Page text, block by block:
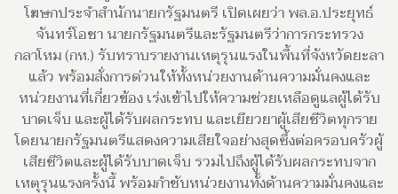
โฆษกประจำสำนักนายกรัฐมนตรี เปิดเผยว่า พล.อ.ประยุทธ์
จันทร์โอชา นายกรัฐมนตรีและรัฐมนตรีว่าการกระทรวง
กลาโหม (กห.) รับทราบรายงานเหตุรุนแรงในพื้นที่จังหวัดยะลา
แล้ว พร้อมสั่งการด่วนให้ทั้งหน่วยงานด้านความมั่นคงและ
หน่วยงานที่เกี่ยวข้อง เร่งเข้าไปให้ความช่วยเหลือดูแลผู้ได้รับ
บาดเจ็บ และผู้ได้รับผลกระทบ และเยียวยาผู้เสียชีวิตทุกราย
โดยนายกรัฐมนตรีแสดงความเสียใจอย่างสุดซึ้งต่อครอบครัวผู้
เสียชีวิตและผู้ได้รับบาดเจ็บ รวมไปถึงผู้ได้รับผลกระทบจาก
เหตุรุนแรงครั้งนี้ พร้อมกำชับหน่วยงานทั้งด้านความมั่นคงและ